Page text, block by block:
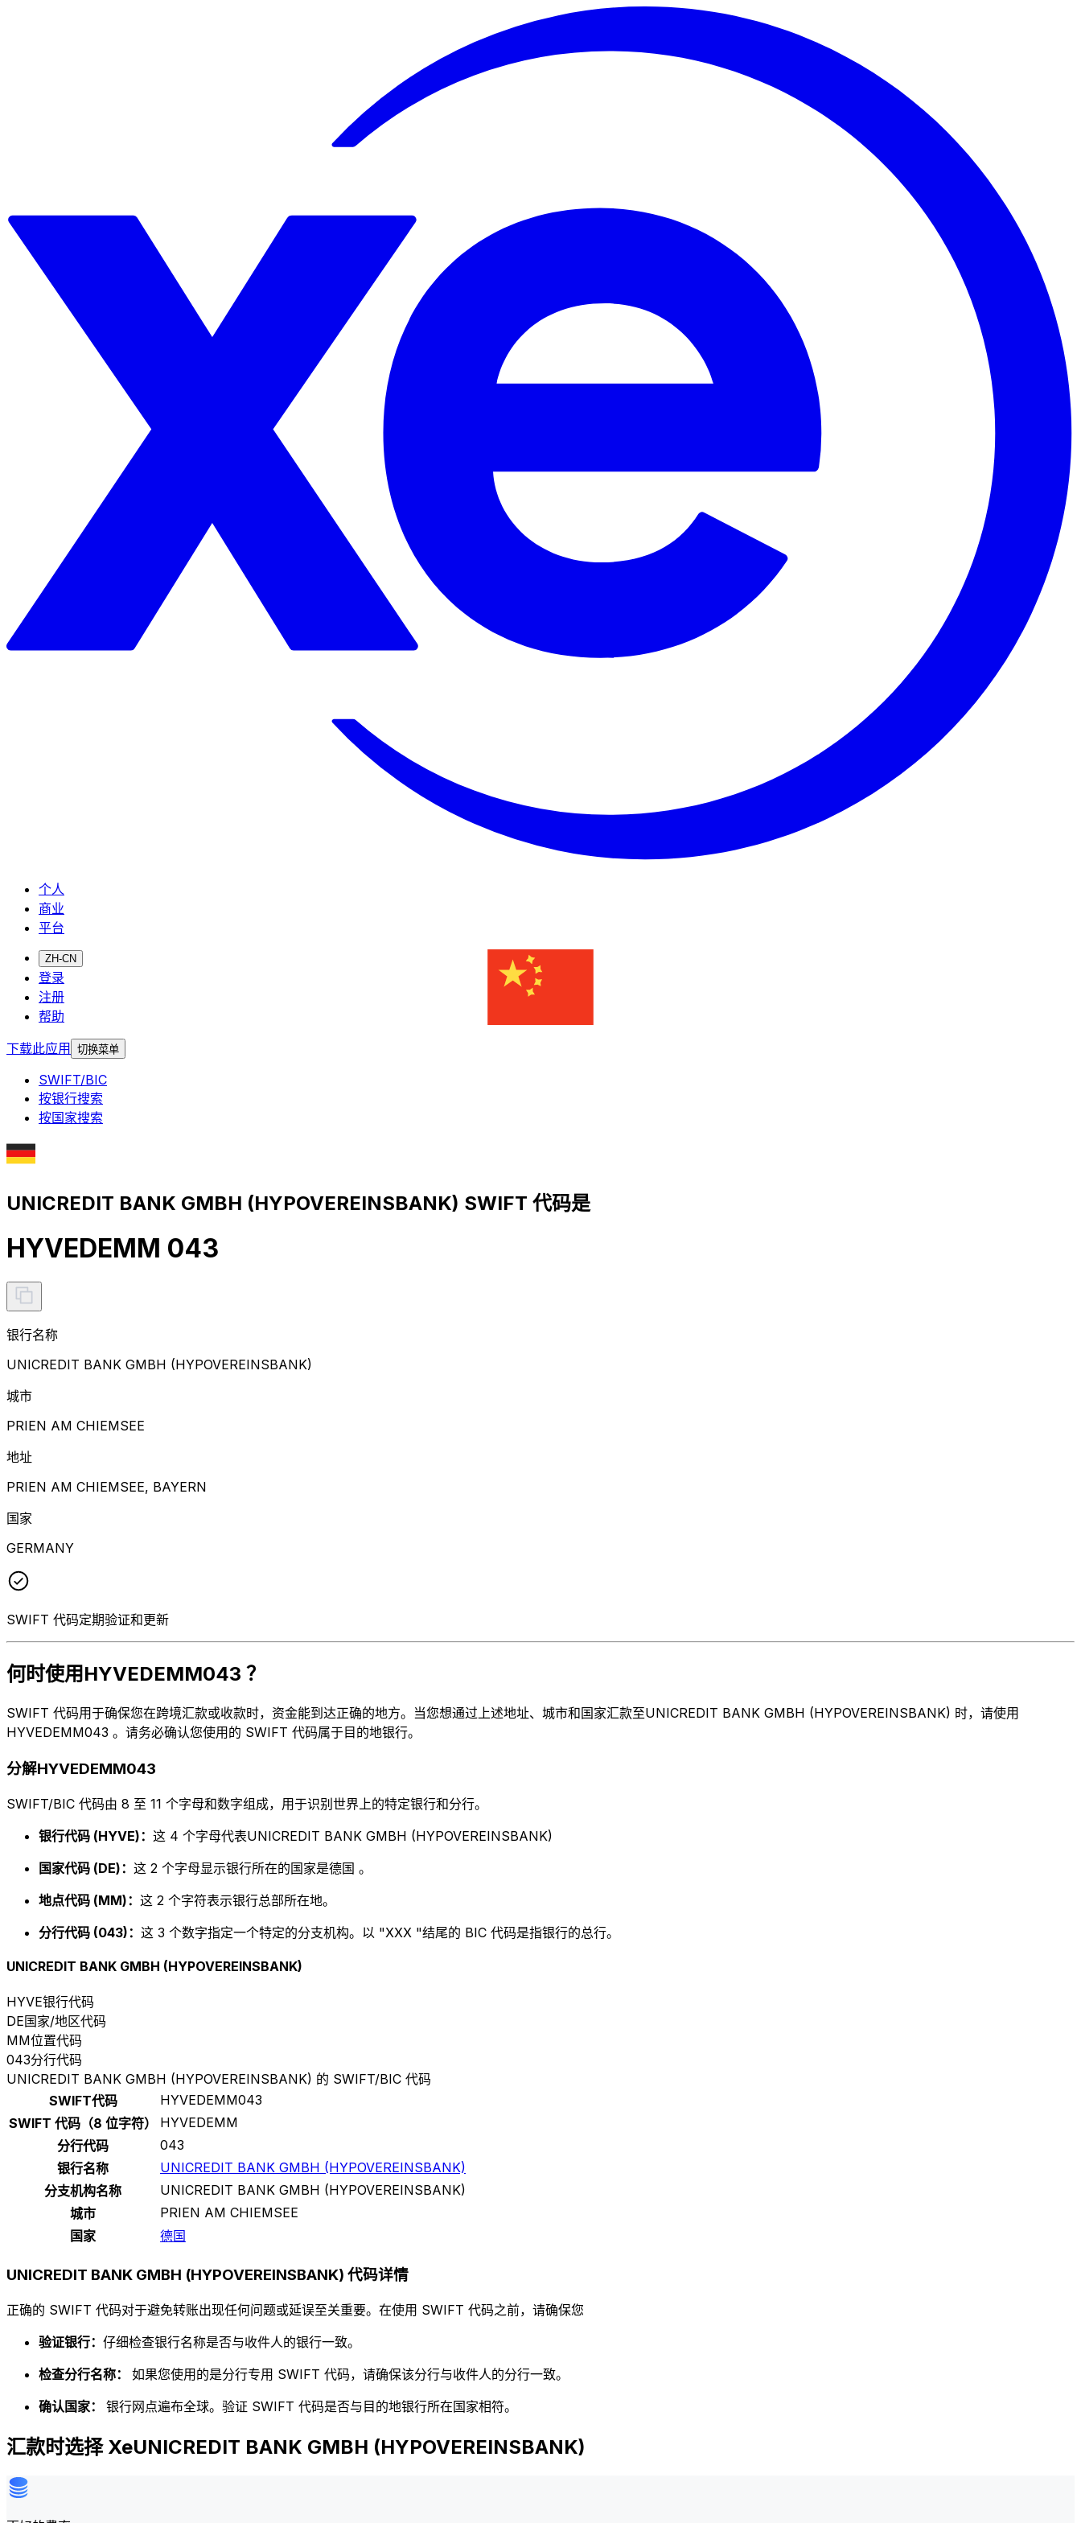
个人
商业
平台
ZH-CN
登录
注册
帮助
下载此应用 切换菜单
SWIFT/BIC
按银行搜索
按国家搜索
UNICREDIT BANK GMBH (HYPOVEREINSBANK) SWIFT 代码是
HYVEDEMM 043
银行名称
UNICREDIT BANK GMBH (HYPOVEREINSBANK)
城市
PRIEN AM CHIEMSEE
地址
PRIEN AM CHIEMSEE, BAYERN
国家
GERMANY
SWIFT 代码定期验证和更新
何时使用HYVEDEMM043 ？
SWIFT 代码用于确保您在跨境汇款或收款时，资金能到达正确的地方。当您想通过上述地址、城市和国家汇款至UNICREDIT BANK GMBH (HYPOVEREINSBANK) 时，请使用
HYVEDEMM043 。请务必确认您使用的 SWIFT 代码属于目的地银行。
分解HYVEDEMM043
SWIFT/BIC 代码由 8 至 11 个字母和数字组成，用于识别世界上的特定银行和分行。
银行代码 (HYVE)： 这 4 个字母代表UNICREDIT BANK GMBH (HYPOVEREINSBANK)
国家代码 (DE)： 这 2 个字母显示银行所在的国家是德国 。
地点代码 (MM)： 这 2 个字符表示银行总部所在地。
分行代码 (043)： 这 3 个数字指定一个特定的分支机构。以 "XXX "结尾的 BIC 代码是指银行的总行。
UNICREDIT BANK GMBH (HYPOVEREINSBANK)
HYVE银行代码
DE国家/地区代码
MM位置代码
043分行代码
UNICREDIT BANK GMBH (HYPOVEREINSBANK) 的 SWIFT/BIC 代码
SWIFT代码
HYVEDEMM043
SWIFT 代码（8 位字符）
HYVEDEMM
分行代码
043
银行名称
UNICREDIT BANK GMBH (HYPOVEREINSBANK)
分支机构名称
UNICREDIT BANK GMBH (HYPOVEREINSBANK)
城市
PRIEN AM CHIEMSEE
国家
德国
UNICREDIT BANK GMBH (HYPOVEREINSBANK) 代码详情
正确的 SWIFT 代码对于避免转账出现任何问题或延误至关重要。在使用 SWIFT 代码之前，请确保您
验证银行： 仔细检查银行名称是否与收件人的银行一致。
检查分行名称： 如果您使用的是分行专用 SWIFT 代码，请确保该分行与收件人的分行一致。
确认国家： 银行网点遍布全球。验证 SWIFT 代码是否与目的地银行所在国家相符。
汇款时选择 XeUNICREDIT BANK GMBH (HYPOVEREINSBANK)